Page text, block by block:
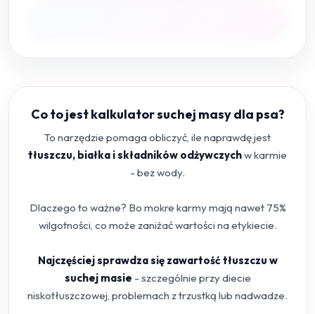
Co to jest kalkulator suchej masy dla psa?
To narzędzie pomaga obliczyć, ile naprawdę jest
tłuszczu, białka i składników odżywczychw karmie
- bez wody.
Dlaczego to ważne? Bo mokre karmy mają nawet 75%
wilgotności, co może zaniżać wartości na etykiecie.
Najczęściej sprawdza się zawartość tłuszczu w
suchej masie - szczególnie przy diecie
niskotłuszczowej, problemach z trzustką lub nadwadze.